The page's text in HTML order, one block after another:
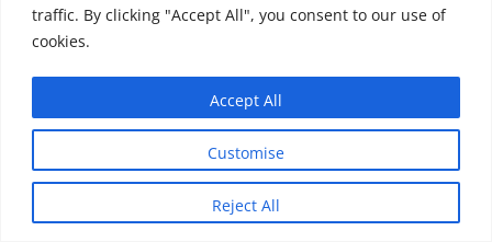
traffic. By clicking "Accept All", you consent to our use of
cookies.
Customise
Reject All
Accept All
Copyright © 2025 Biopianeta.it proprietà di Jws Media
Questo blog non è una testata giornalistica, in quanto
viene aggiornato senza alcuna periodicità. Non può
pertanto considerarsi un prodotto editoriale ai sensi
della legge n. 62 del 07.03.2001|DarkNewsvon AF
themes.